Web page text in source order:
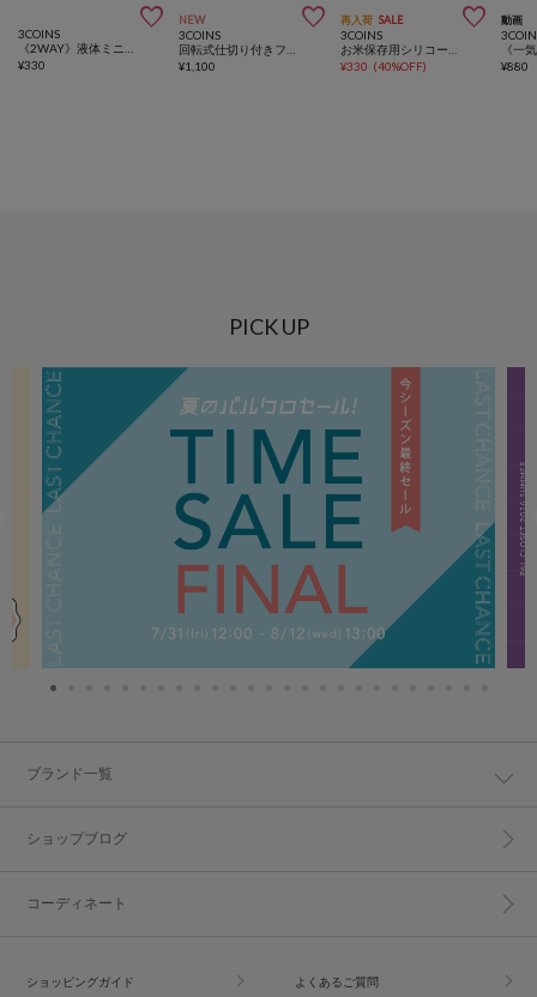

3COINS
¥330
NEW 
3COINS
¥1,100
再入荷 SALE 
3COINS
¥330 (40%OFF)
動画
¥880
PICK UP
ブランド一覧
ショップブログ
コーディネート
ショッピングガイド よくあるご質問